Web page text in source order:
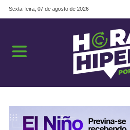
Sexta-feira, 07 de agosto de 2026